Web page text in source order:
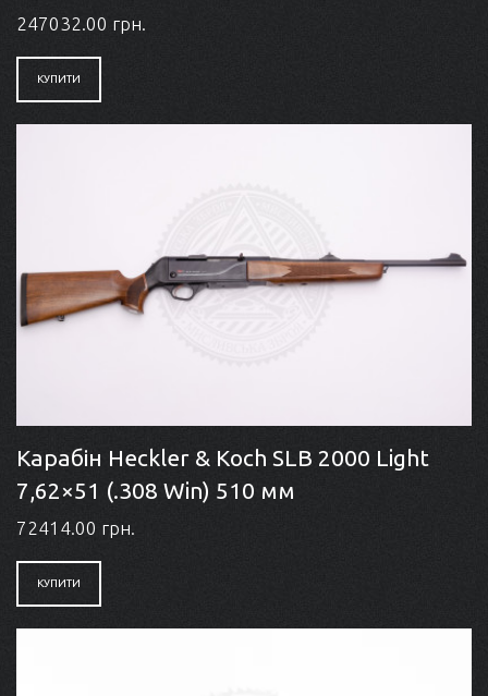
247032.00 грн.
КУПИТИ
Карабін Heckler & Koch SLB 2000 Light
7,62×51 (.308 Win) 510 мм
72414.00 грн.
КУПИТИ